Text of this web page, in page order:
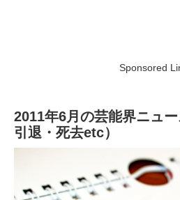
Sponsored
2011年6月の芸能界ニュ
引退・死去etc）